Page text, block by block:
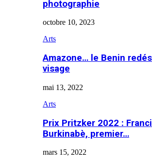
photographie
octobre 10, 2023
Arts
Amazone… le Benin
visage
mai 13, 2022
Arts
Prix Pritzker 2022 :
Burkinabè, premier…
mars 15, 2022